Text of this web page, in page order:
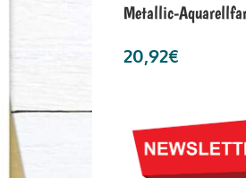
Metallic-
20,92€